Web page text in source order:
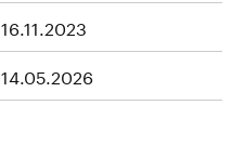
16.11.2023
14.05.2026